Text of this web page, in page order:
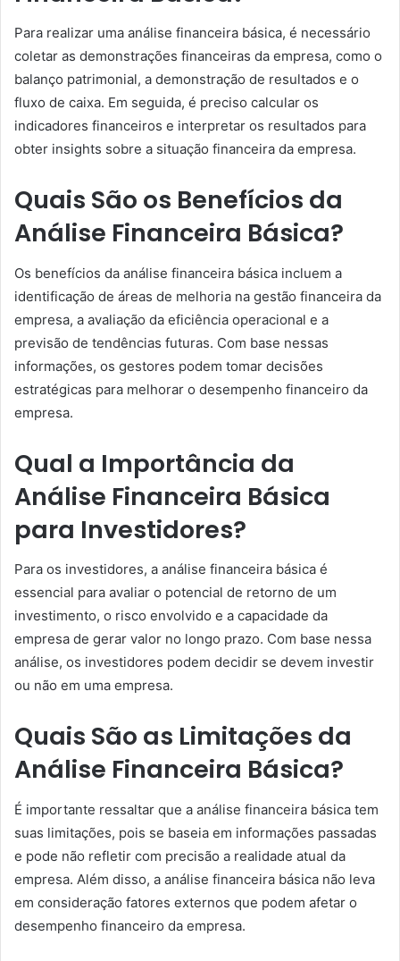
Para realizar uma análise financeira básica, é necessário
coletar as demonstrações financeiras da empresa, como o
balanço patrimonial, a demonstração de resultados e o
fluxo de caixa. Em seguida, é preciso calcular os
indicadores financeiros e interpretar os resultados para
obter insights sobre a situação financeira da empresa.
Quais São os Benefícios da
Análise Financeira Básica?
Os benefícios da análise financeira básica incluem a
identificação de áreas de melhoria na gestão financeira da
empresa, a avaliação da eficiência operacional e a
previsão de tendências futuras. Com base nessas
informações, os gestores podem tomar decisões
estratégicas para melhorar o desempenho financeiro da
empresa.
Qual a Importância da
Análise Financeira Básica
para Investidores?
Para os investidores, a análise financeira básica é
essencial para avaliar o potencial de retorno de um
investimento, o risco envolvido e a capacidade da
empresa de gerar valor no longo prazo. Com base nessa
análise, os investidores podem decidir se devem investir
ou não em uma empresa.
Quais São as Limitações da
Análise Financeira Básica?
É importante ressaltar que a análise financeira básica tem
suas limitações, pois se baseia em informações passadas
e pode não refletir com precisão a realidade atual da
empresa. Além disso, a análise financeira básica não leva
em consideração fatores externos que podem afetar o
desempenho financeiro da empresa.